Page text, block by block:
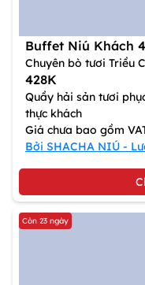
Buffet Niú Khách
Chuyên bò tươi Triều
428K
Quầy hải sản tươi
thực khách
Giá chưa bao gồm
Bởi SHACHA NIÚ -
Còn 23 ngày